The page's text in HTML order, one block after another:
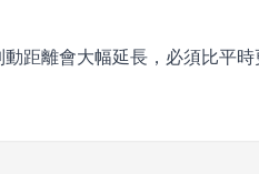
距離會大幅延長，必須比平